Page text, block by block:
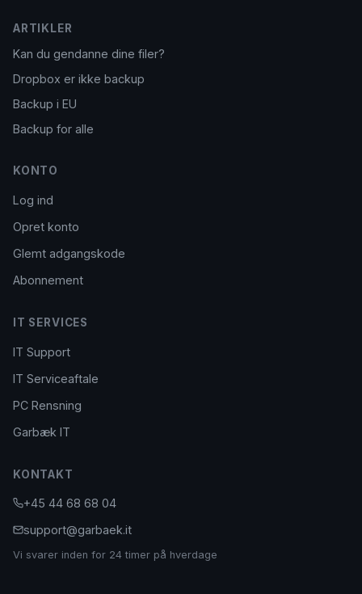
ARTIKLER
Kan du gendanne dine filer?
Dropbox er ikke backup
Backup i EU
Backup for alle
KONTO
Log ind
Opret konto
Glemt adgangskode
Abonnement
IT SERVICES
IT Support
IT Serviceaftale
PC Rensning
Garbæk IT
KONTAKT
+45 44 68 68 04
support@garbaek.it
Vi svarer inden for 24 timer på hverdage